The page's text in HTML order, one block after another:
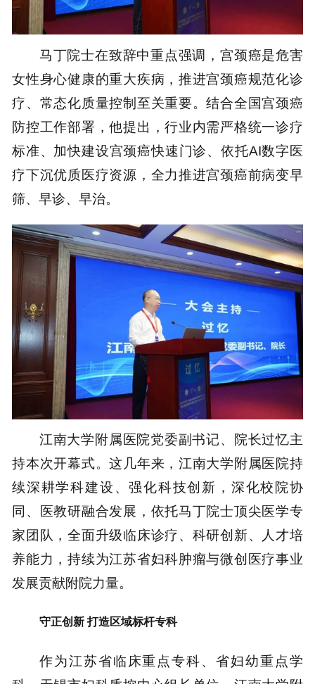
马丁院士在致辞中重点强调，宫颈癌是危害
女性身心健康的重大疾病，推进宫颈癌规范化诊
疗、常态化质量控制至关重要。结合全国宫颈癌
防控工作部署，他提出，行业内需严格统一诊疗
标准、加快建设宫颈癌快速门诊、依托AI数字医
疗下沉优质医疗资源，全力推进宫颈癌前病变早
筛、早诊、早治。
江南大学附属医院党委副书记、院长过忆主
持本次开幕式。这几年来，江南大学附属医院持
续深耕学科建设、强化科技创新，深化校院协
同、医教研融合发展，依托马丁院士顶尖医学专
家团队，全面升级临床诊疗、科研创新、人才培
养能力，持续为江苏省妇科肿瘤与微创医疗事业
发展贡献附院力量。
守正创新 打造区域标杆专科
作为江苏省临床重点专科、省妇幼重点学